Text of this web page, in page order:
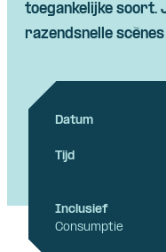
toegankelijke soort.
razendsnelle
Datum
Tijd
Inclusief
Consumptie